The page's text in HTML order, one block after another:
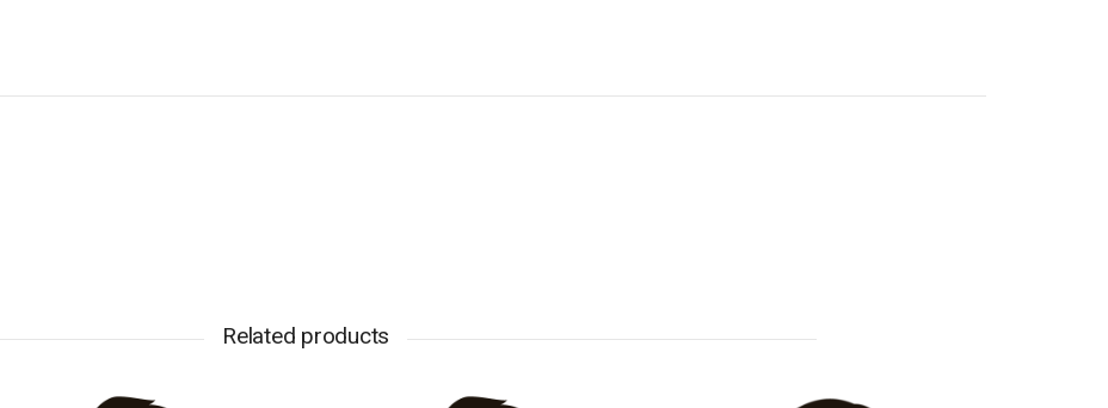
Related products